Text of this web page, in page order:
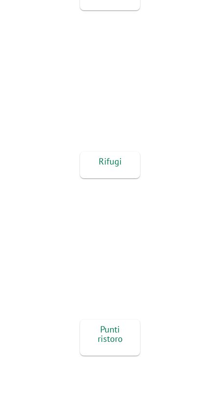
Rifugi
Punti
ristoro